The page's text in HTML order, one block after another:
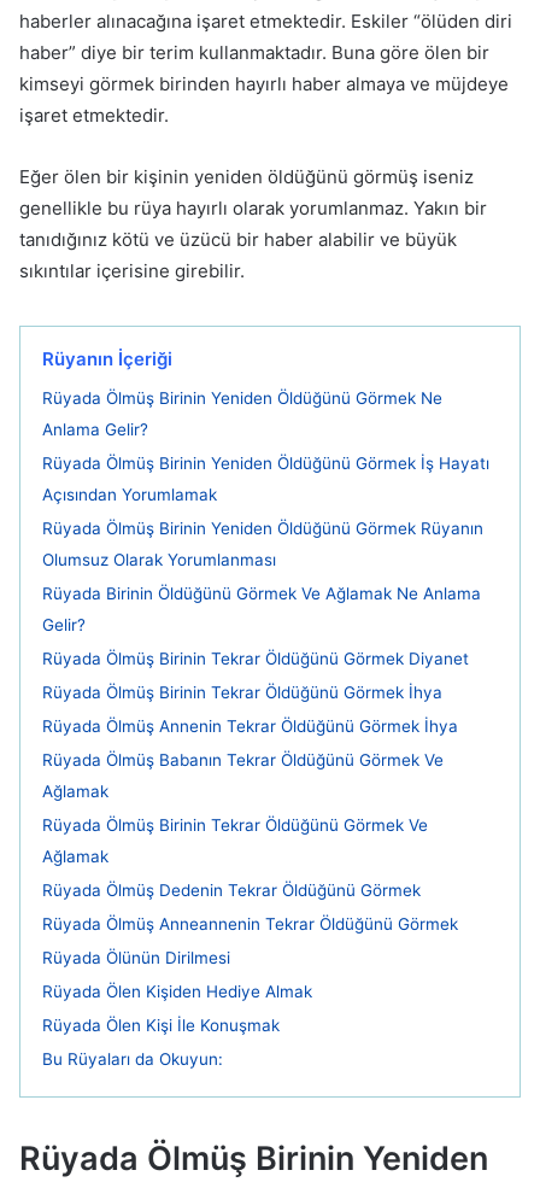
haberler alınacağına işaret etmektedir. Eskiler “ölüden diri
haber” diye bir terim kullanmaktadır. Buna göre ölen bir
kimseyi görmek birinden hayırlı haber almaya ve müjdeye
işaret etmektedir.
Eğer ölen bir kişinin yeniden öldüğünü görmüş iseniz
genellikle bu rüya hayırlı olarak yorumlanmaz. Yakın bir
tanıdığınız kötü ve üzücü bir haber alabilir ve büyük
sıkıntılar içerisine girebilir.
Rüyanın İçeriği
Rüyada Ölmüş Birinin Yeniden Öldüğünü Görmek Ne
Anlama Gelir?
Rüyada Ölmüş Birinin Yeniden Öldüğünü Görmek İş Hayatı
Açısından Yorumlamak
Rüyada Ölmüş Birinin Yeniden Öldüğünü Görmek Rüyanın
Olumsuz Olarak Yorumlanması
Rüyada Birinin Öldüğünü Görmek Ve Ağlamak Ne Anlama
Gelir?
Rüyada Ölmüş Birinin Tekrar Öldüğünü Görmek Diyanet
Rüyada Ölmüş Birinin Tekrar Öldüğünü Görmek İhya
Rüyada Ölmüş Annenin Tekrar Öldüğünü Görmek İhya
Rüyada Ölmüş Babanın Tekrar Öldüğünü Görmek Ve
Ağlamak
Rüyada Ölmüş Birinin Tekrar Öldüğünü Görmek Ve
Ağlamak
Rüyada Ölmüş Dedenin Tekrar Öldüğünü Görmek
Rüyada Ölmüş Anneannenin Tekrar Öldüğünü Görmek
Rüyada Ölünün Dirilmesi
Rüyada Ölen Kişiden Hediye Almak
Rüyada Ölen Kişi İle Konuşmak
Bu Rüyaları da Okuyun:
Rüyada Ölmüş Birinin Yeniden